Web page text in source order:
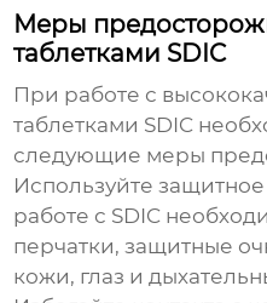
Меры
таблетками SDIC
При работе с
таблетками SDIC
следующие меры
Используйте
работе с SDIC
перчатки, защитные
кожи, глаз и